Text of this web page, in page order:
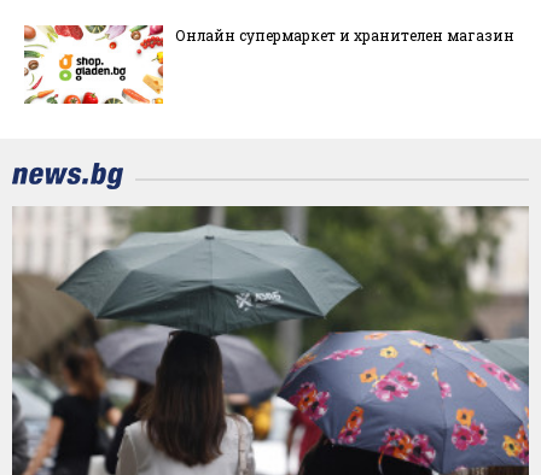
Онлайн супермаркет и хранителен магазин